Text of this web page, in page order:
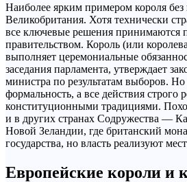
Наиболее ярким примером короля без
Великобритания. Хотя технически
все ключевые решения принимаются
правительством. Король (или
выполняет церемониальные
заседания парламента, утверждает
министра по результатам выборов.
формальность, а все действия строго
конституционными традициями.
и в других странах Содружества —
Новой Зеландии, где британский
государства, но власть реализуют
Европейские короли и